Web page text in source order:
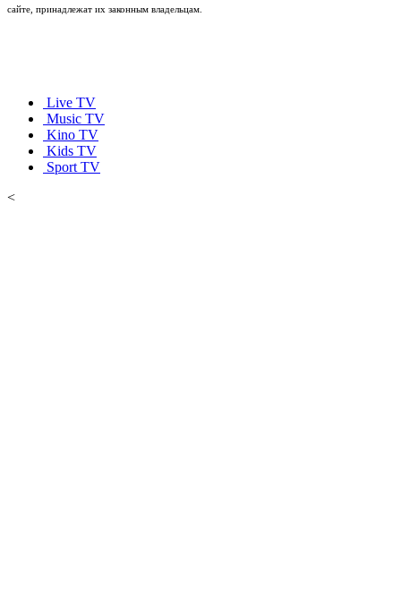
сайте, принадлежат их законным владельцам.
Live TV
Music TV
Kino TV
Kids TV
Sport TV
<